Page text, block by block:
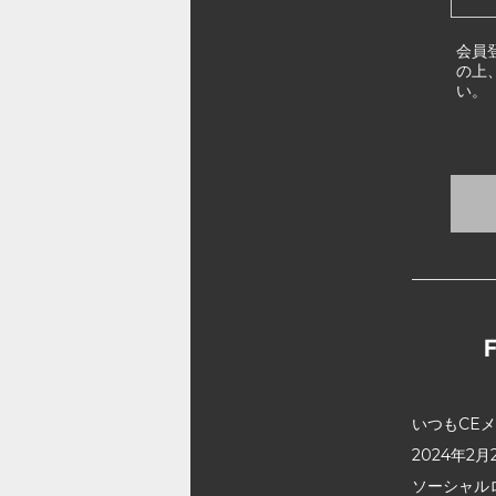
会員
の上
い。
いつもCE
2024年2月
ソーシャ